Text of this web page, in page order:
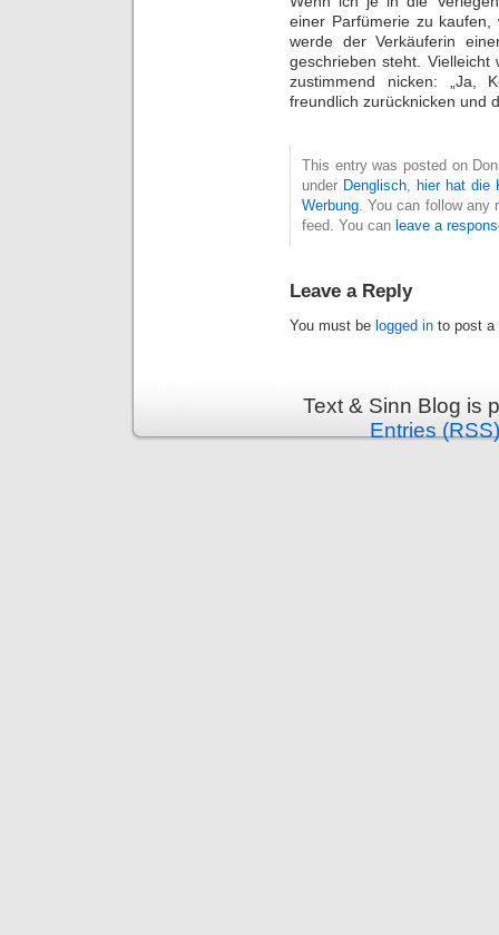
einer Parfümerie zu
werde der Verkäuferin
geschrieben steht.
zustimmend nicken: „Ja,
freundlich zurücknicken und
This entry was posted on
under Denglisch, hier hat die
Werbung. You can follow any
feed. You can leave a
Leave a Reply
You must be logged in to post a
Text & Sinn Blog is
Entries (RSS)